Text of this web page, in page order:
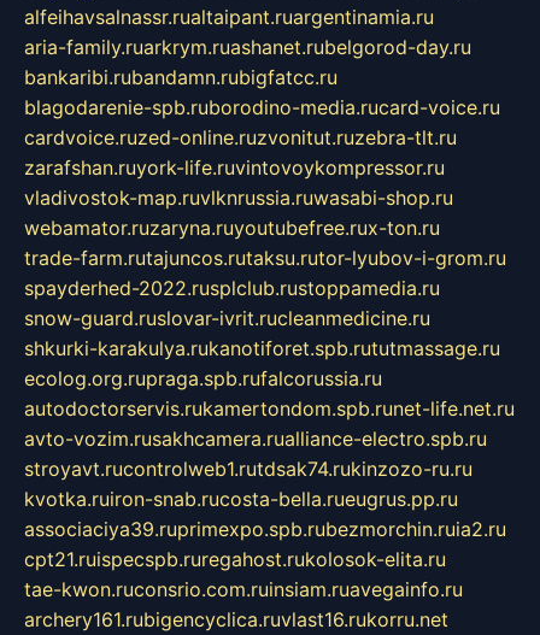
alfeihavsalnassr.rualtaipant.ruargentinamia.ru
aria-family.ruarkrym.ruashanet.rubelgorod-day.ru
bankaribi.rubandamn.rubigfatcc.ru
blagodarenie-spb.ruborodino-media.rucard-voice.ru
cardvoice.ruzed-online.ruzvonitut.ruzebra-tlt.ru
zarafshan.ruyork-life.ruvintovoykompressor.ru
vladivostok-map.ruvlknrussia.ruwasabi-shop.ru
webamator.ruzaryna.ruyoutubefree.rux-ton.ru
trade-farm.rutajuncos.rutaksu.rutor-lyubov-i-grom.ru
spayderhed-2022.rusplclub.rustoppamedia.ru
snow-guard.ruslovar-ivrit.rucleanmedicine.ru
shkurki-karakulya.rukanotiforet.spb.rututmassage.ru
ecolog.org.rupraga.spb.rufalcorussia.ru
autodoctorservis.rukamertondom.spb.runet-life.net.ru
avto-vozim.rusakhcamera.rualliance-electro.spb.ru
stroyavt.rucontrolweb1.rutdsak74.rukinzozo-ru.ru
kvotka.ruiron-snab.rucosta-bella.rueugrus.pp.ru
associaciya39.ruprimexpo.spb.rubezmorchin.ruia2.ru
cpt21.ruispecspb.ruregahost.rukolosok-elita.ru
tae-kwon.ruconsrio.com.ruinsiam.ruavegainfo.ru
archery161.rubigencyclica.ruvlast16.rukorru.net